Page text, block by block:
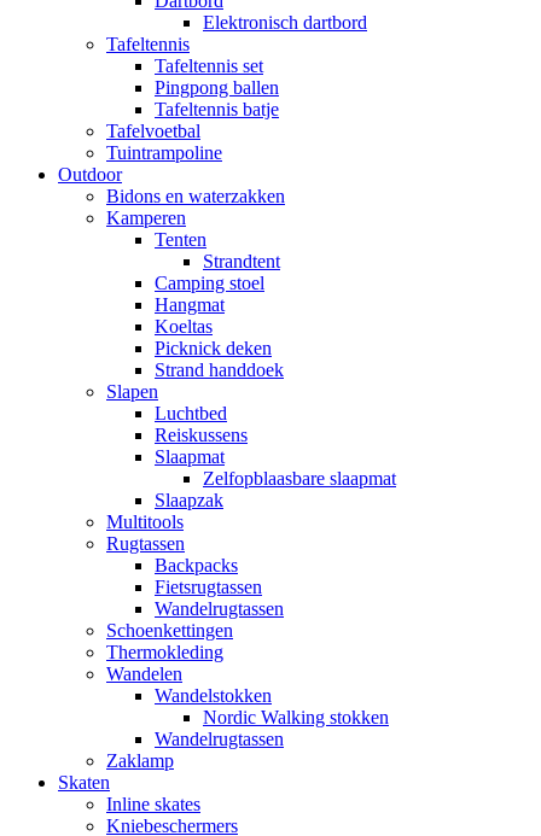
Elektronisch dartbord
Tafeltennis
Tafeltennis set
Pingpong ballen
Tafeltennis batje
Tafelvoetbal
Tuintrampoline
Outdoor
Bidons en waterzakken
Kamperen
Tenten
Strandtent
Camping stoel
Hangmat
Koeltas
Picknick deken
Strand handdoek
Slapen
Luchtbed
Reiskussens
Slaapmat
Zelfopblaasbare slaapmat
Slaapzak
Multitools
Rugtassen
Backpacks
Fietsrugtassen
Wandelrugtassen
Schoenkettingen
Thermokleding
Wandelen
Wandelstokken
Nordic Walking stokken
Wandelrugtassen
Zaklamp
Skaten
Inline skates
Kniebeschermers